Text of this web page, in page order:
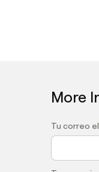
More
Tu correo